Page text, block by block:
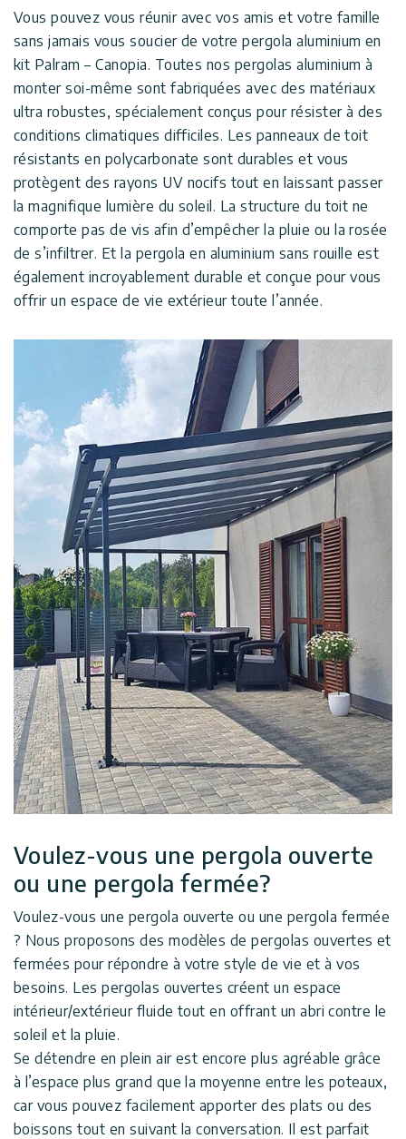
Vous pouvez vous réunir avec vos amis et votre famille
sans jamais vous soucier de votre pergola aluminium en
kit Palram – Canopia. Toutes nos pergolas aluminium à
monter soi-même sont fabriquées avec des matériaux
ultra robustes, spécialement conçus pour résister à des
conditions climatiques difficiles. Les panneaux de toit
résistants en polycarbonate sont durables et vous
protègent des rayons UV nocifs tout en laissant passer
la magnifique lumière du soleil. La structure du toit ne
comporte pas de vis afin d’empêcher la pluie ou la rosée
de s’infiltrer. Et la pergola en aluminium sans rouille est
également incroyablement durable et conçue pour vous
offrir un espace de vie extérieur toute l’année.
Voulez-vous une pergola ouverte
ou une pergola fermée?
Voulez-vous une pergola ouverte ou une pergola fermée
? Nous proposons des modèles de pergolas ouvertes et
fermées pour répondre à votre style de vie et à vos
besoins. Les pergolas ouvertes créent un espace
intérieur/extérieur fluide tout en offrant un abri contre le
soleil et la pluie.
Se détendre en plein air est encore plus agréable grâce
à l’espace plus grand que la moyenne entre les poteaux,
car vous pouvez facilement apporter des plats ou des
boissons tout en suivant la conversation. Il est parfait